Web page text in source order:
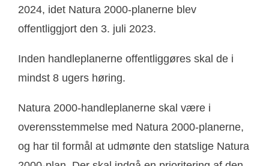
2024, idet Natura 2000-planerne blev
offentliggjort den 3. juli 2023.
Inden handleplanerne offentliggøres skal de i
mindst 8 ugers høring.
Natura 2000-handleplanerne skal være i
overensstemmelse med Natura 2000-planerne,
og har til formål at udmønte den statslige Natura